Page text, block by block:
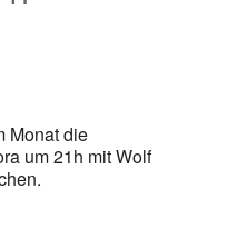
Monat die
um 21h mit Wolf